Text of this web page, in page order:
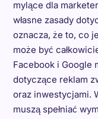
mylące dla
własne zasady
oznacza, że to, co
może być
Facebook i Google
dotyczące reklam
oraz inwestycjami.
muszą spełniać